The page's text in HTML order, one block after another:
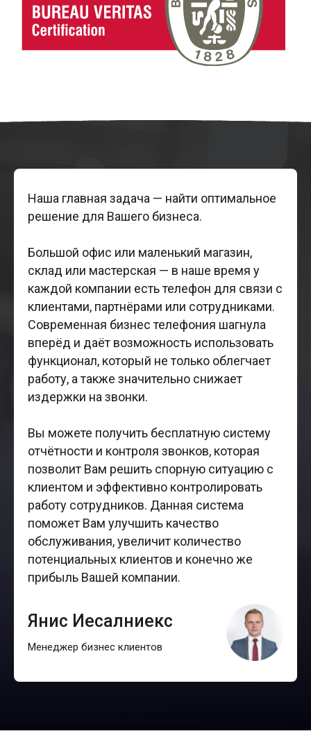
Наша главная задача — найти оптимальное
решение для Вашего бизнеса.
Большой офис или маленький магазин,
склад или мастерская — в наше время у
каждой компании есть телефон для связи с
клиентами, партнёрами или сотрудниками.
Современная бизнес телефония шагнула
вперёд и даёт возможность использовать
функционал, который не только облегчает
работу, а также значительно снижает
издержки на звонки.
Вы можете получить бесплатную систему
отчётности и контроля звонков, которая
позволит Вам решить спорную ситуацию с
клиентом и эффективно контролировать
работу сотрудников. Данная система
поможет Вам улучшить качество
обслуживания, увеличит количество
потенциальных клиентов и конечно же
прибыль Вашей компании.
Янис Иесалниекс
Менеджер бизнес клиентов